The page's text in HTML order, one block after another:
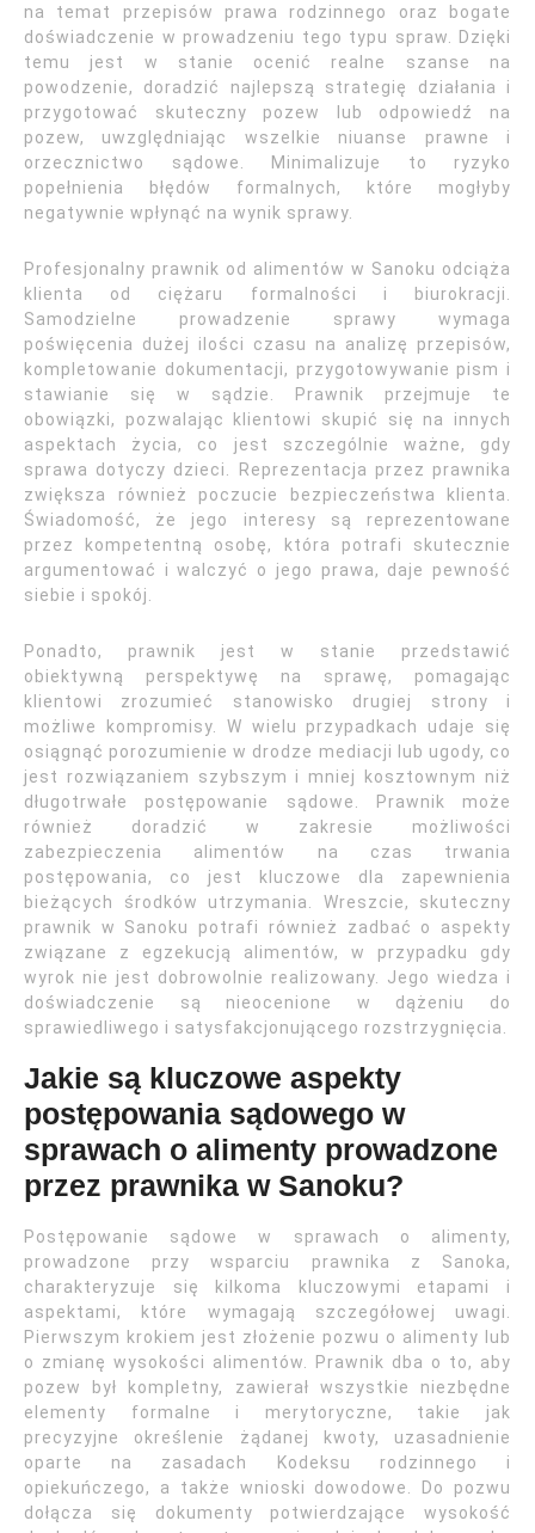
na temat przepisów prawa rodzinnego oraz bogate
doświadczenie w prowadzeniu tego typu spraw. Dzięki
temu jest w stanie ocenić realne szanse na
powodzenie, doradzić najlepszą strategię działania i
przygotować skuteczny pozew lub odpowiedź na
pozew, uwzględniając wszelkie niuanse prawne i
orzecznictwo sądowe. Minimalizuje to ryzyko
popełnienia błędów formalnych, które mogłyby
negatywnie wpłynąć na wynik sprawy.
Profesjonalny prawnik od alimentów w Sanoku odciąża
klienta od ciężaru formalności i biurokracji.
Samodzielne prowadzenie sprawy wymaga
poświęcenia dużej ilości czasu na analizę przepisów,
kompletowanie dokumentacji, przygotowywanie pism i
stawianie się w sądzie. Prawnik przejmuje te
obowiązki, pozwalając klientowi skupić się na innych
aspektach życia, co jest szczególnie ważne, gdy
sprawa dotyczy dzieci. Reprezentacja przez prawnika
zwiększa również poczucie bezpieczeństwa klienta.
Świadomość, że jego interesy są reprezentowane
przez kompetentną osobę, która potrafi skutecznie
argumentować i walczyć o jego prawa, daje pewność
siebie i spokój.
Ponadto, prawnik jest w stanie przedstawić
obiektywną perspektywę na sprawę, pomagając
klientowi zrozumieć stanowisko drugiej strony i
możliwe kompromisy. W wielu przypadkach udaje się
osiągnąć porozumienie w drodze mediacji lub ugody, co
jest rozwiązaniem szybszym i mniej kosztownym niż
długotrwałe postępowanie sądowe. Prawnik może
również doradzić w zakresie możliwości
zabezpieczenia alimentów na czas trwania
postępowania, co jest kluczowe dla zapewnienia
bieżących środków utrzymania. Wreszcie, skuteczny
prawnik w Sanoku potrafi również zadbać o aspekty
związane z egzekucją alimentów, w przypadku gdy
wyrok nie jest dobrowolnie realizowany. Jego wiedza i
doświadczenie są nieocenione w dążeniu do
sprawiedliwego i satysfakcjonującego rozstrzygnięcia.
Jakie są kluczowe aspekty
postępowania sądowego w
sprawach o alimenty prowadzone
przez prawnika w Sanoku?
Postępowanie sądowe w sprawach o alimenty,
prowadzone przy wsparciu prawnika z Sanoka,
charakteryzuje się kilkoma kluczowymi etapami i
aspektami, które wymagają szczegółowej uwagi.
Pierwszym krokiem jest złożenie pozwu o alimenty lub
o zmianę wysokości alimentów. Prawnik dba o to, aby
pozew był kompletny, zawierał wszystkie niezbędne
elementy formalne i merytoryczne, takie jak
precyzyjne określenie żądanej kwoty, uzasadnienie
oparte na zasadach Kodeksu rodzinnego i
opiekuńczego, a także wnioski dowodowe. Do pozwu
dołącza się dokumenty potwierdzające wysokość